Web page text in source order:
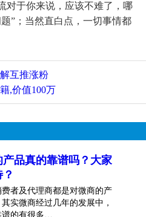
对于你来说，应该不难了，哪
”；当然直白点，一切事情都
互推涨粉
,价值100万
产品真的靠谱吗？大家
者及代理商都是对微商的产
实微商经过几年的发展中，
的有很多…